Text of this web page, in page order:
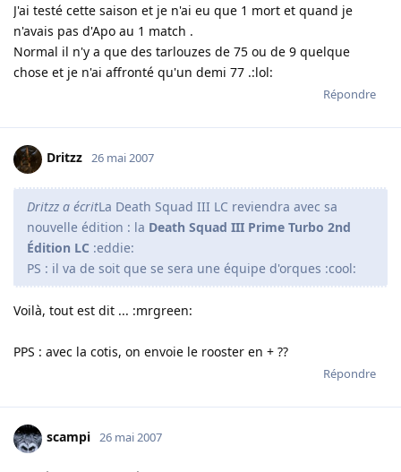
J'ai testé cette saison et je n'ai eu que 1 mort et quand je
n'avais pas d'Apo au 1 match .
Normal il n'y a que des tarlouzes de 75 ou de 9 quelque
chose et je n'ai affronté qu'un demi 77 .:lol:
Répondre
Dritzz 26 mai 2007
Dritzz a écritLa Death Squad III LC reviendra avec sa
nouvelle édition : la Death Squad III Prime Turbo 2nd
Édition LC :eddie:
PS : il va de soit que se sera une équipe d'orques :cool:
Voilà, tout est dit ... :mrgreen:
PPS : avec la cotis, on envoie le rooster en + ??
Répondre
scampi 26 mai 2007